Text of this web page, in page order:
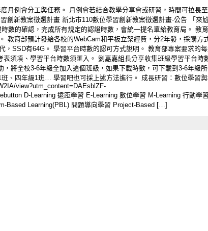
月例會分工與任務。 月例會若結合教學分享會或研習，時間可拉長
創新教案徵選計畫 新北市110數位學習創新教案徵選計畫-公告 「來
數的確認，完成所有規定的認證時數，會統一提名單給教育局。 教
教育部預計發給各校的WebCam和平板立架經費，分2年發，採購方
SSD有64G。 學習平台時數的認可方式說明。 教育部專案要求的
須填、學習平台時數須匯入。 劉嘉嘉組長分享收集班級學習平台時
將全校3-6年級全加入這個班級，如果下載時數，可下載到3-6年級
、四年級1班… 學習吧也可採上述方法進行。 成長研習：數位學習
view?utm_content=DAEsblZF-
D-Learning 遠距學習 E-Learning 數位學習 M-Learning 行動學
Based Learning(PBL) 問題導向學習 Project-Based […]